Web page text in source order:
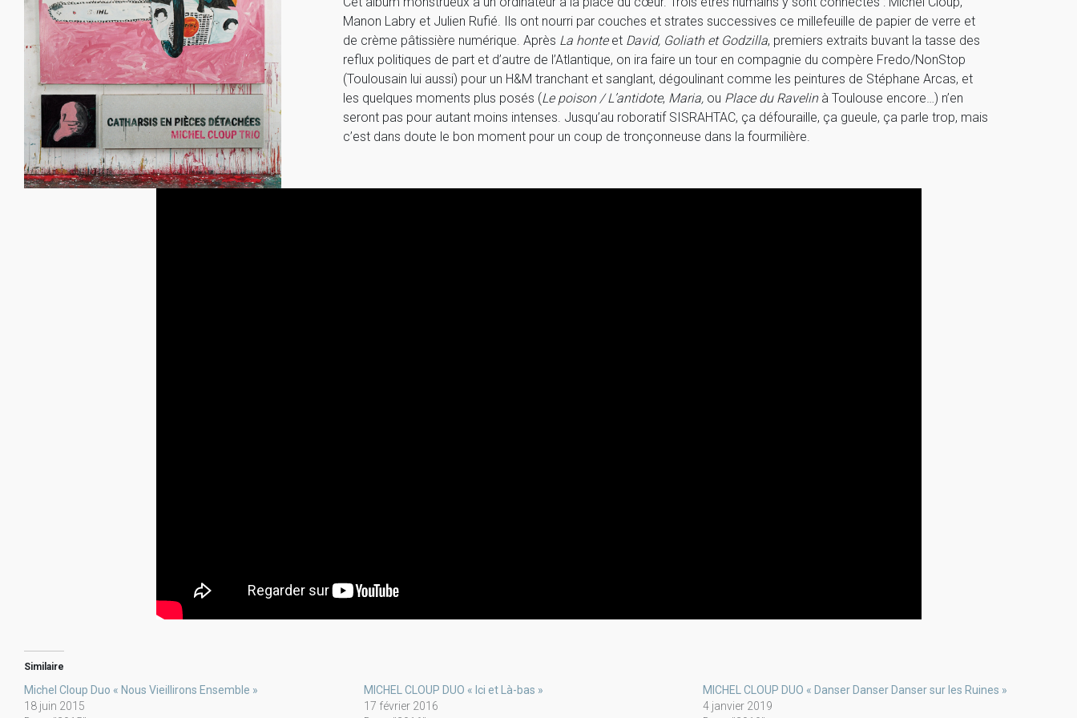
Manon Labry et Julien Rufié. Ils ont nourri par couches et strates successives ce millefeuille de papier de verre et
de crème pâtissière numérique. Après La honteet David, Goliath et Godzilla, premiers extraits buvant la tasse des
reflux politiques de part et d’autre de l’Atlantique, on ira faire un tour en compagnie du compère Fredo/NonStop
(Toulousain lui aussi) pour un H&M tranchant et sanglant, dégoulinant comme les peintures de Stéphane Arcas, et
les quelques moments plus posés (Le poison / L’antidote, Maria, ou Place du Ravelinà Toulouse encore…) n’en
seront pas pour autant moins intenses. Jusqu’au roboratif SISRAHTAC, ça défouraille, ça gueule, ça parle trop, mais
c’est dans doute le bon moment pour un coup de tronçonneuse dans la fourmilière.
Similaire
Michel Cloup Duo « Nous Vieillirons Ensemble »
18 juin 2015
MICHEL CLOUP DUO « Ici et Là-bas »
17 février 2016
MICHEL CLOUP DUO « Danser Danser Danser sur les Ruines »
4 janvier 2019